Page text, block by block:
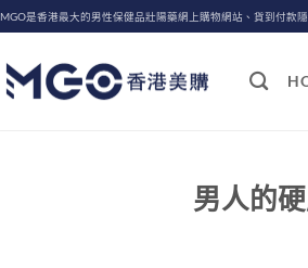
MGO是香港最大的男性保健品壯陽藥網上購物網站、貨到付款
男人的